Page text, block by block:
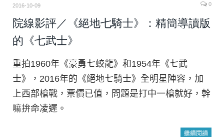
2016-10-09 0
院線影評／《絕地七騎士》：精簡導讀版
的《七武士》
重拍1960年《豪勇七蛟龍》和1954年《七武
士》，2016年的《絕地七騎士》全明星陣容，加
上西部槍戰，票價已值，問題是打中一槍就好，幹
嘛拚命凌遲。
繼續閱讀